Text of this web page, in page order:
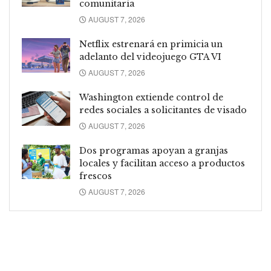
comunitaria
AUGUST 7, 2026
Netflix estrenará en primicia un
adelanto del videojuego GTA VI
AUGUST 7, 2026
Washington extiende control de
redes sociales a solicitantes de visado
AUGUST 7, 2026
Dos programas apoyan a granjas
locales y facilitan acceso a productos
frescos
AUGUST 7, 2026